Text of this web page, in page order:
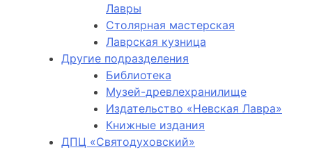
Лавры
Столярная мастерская
Лаврская кузница
Другие подразделения
Библиотека
Музей-древлехранилище
Издательство «Невская Лавра»
Книжные издания
ДПЦ «Святодуховский»